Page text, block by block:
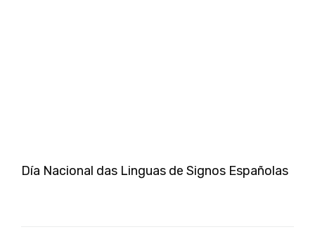
Día Nacional das Linguas de Signos Españolas